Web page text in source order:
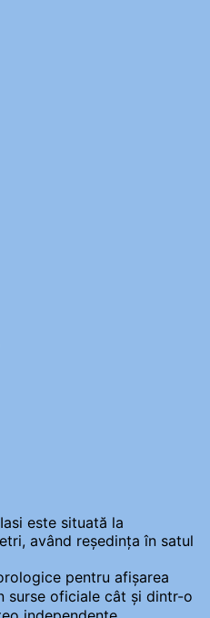
este situată la
având reședința în satul
pentru afișarea
surse oficiale cât și dintr-o